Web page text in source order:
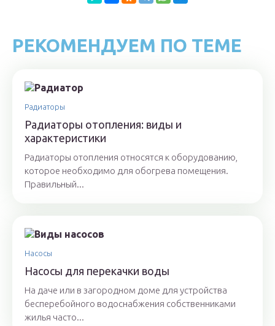
РЕКОМЕНДУЕМ ПО ТЕМЕ
Радиаторы
Радиаторы отопления: виды и
характеристики
Радиаторы отопления относятся к оборудованию,
которое необходимо для обогрева помещения.
Правильный...
Насосы
Насосы для перекачки воды
На даче или в загородном доме для устройства
бесперебойного водоснабжения собственниками
жилья часто...